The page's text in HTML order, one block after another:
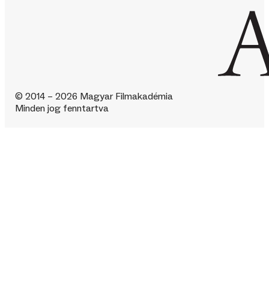
© 2014 – 2026 Magyar Filmakadémia
Minden jog fenntartva